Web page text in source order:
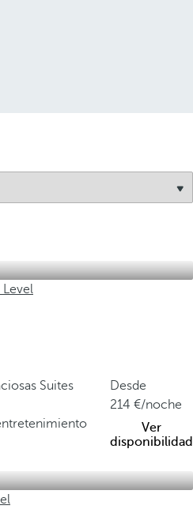
Level
Suites
Desde
214
/noche
Ver
disponibilidad